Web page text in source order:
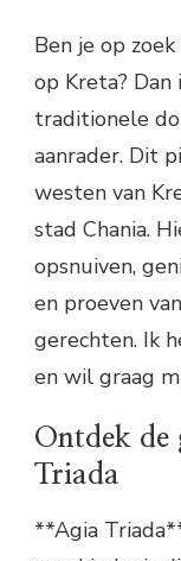
Ben je op
op Kreta? Dan
traditionele
aanrader. Dit
westen van
stad Chania.
opsnuiven,
en proeven
gerechten. Ik
en wil graag
Ontdek de
Triada
**Agia